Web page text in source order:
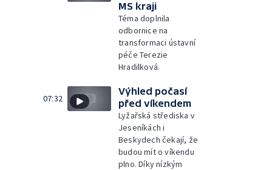
MS kraji
Téma doplnila
odbornice na
transformaci ústavní
péče Terezie
Hradilková.
07:32
Výhled počasí
před víkendem
Lyžařská střediska v
Jeseníkách i
Beskydech čekají, že
budou mít o víkendu
plno. Díky nízkým